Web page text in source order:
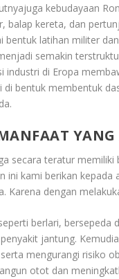
kebudayaan
balap kereta, dan
bentuk latihan militer
semakin
industri di Eropa
di bentuk membentuk
secara teratur
ini kami berikan
. Karena dengan
berlari,
jantung.
mengurangi risiko
otot dan